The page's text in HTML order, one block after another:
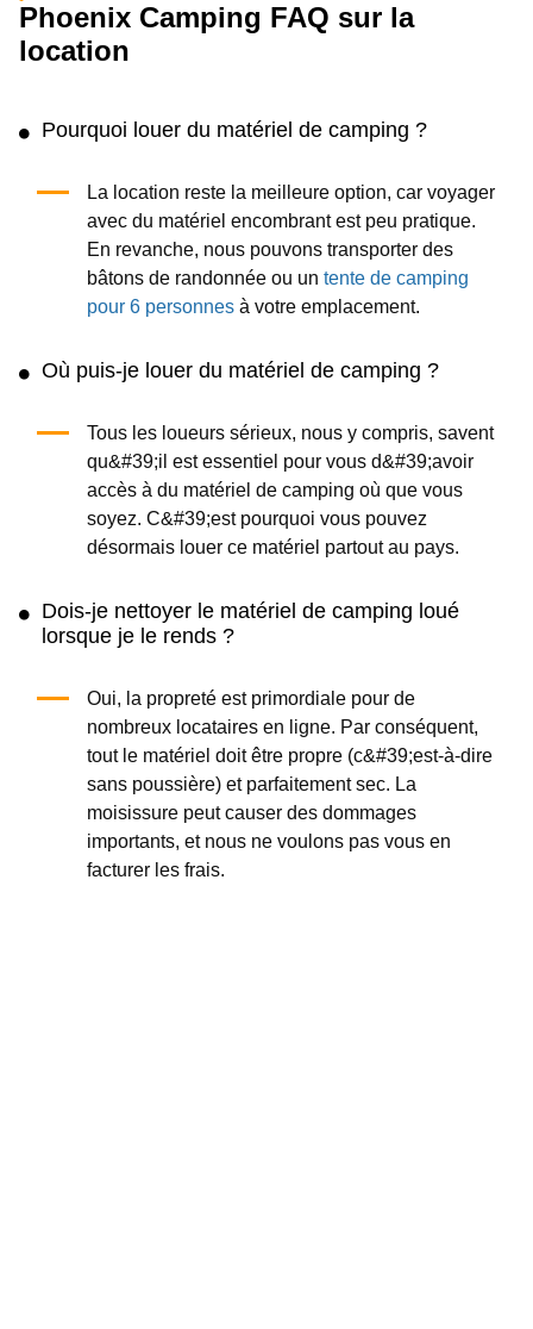
Phoenix Camping FAQ sur la
location
Pourquoi louer du matériel de camping ?
La location reste la meilleure option, car voyager
avec du matériel encombrant est peu pratique.
En revanche, nous pouvons transporter des
bâtons de randonnée ou un tente de camping
pour 6 personnesà votre emplacement.
Où puis-je louer du matériel de camping ?
Tous les loueurs sérieux, nous y compris, savent
qu&#39;il est essentiel pour vous d&#39;avoir
accès à du matériel de camping où que vous
soyez. C&#39;est pourquoi vous pouvez
désormais louer ce matériel partout au pays.
Dois-je nettoyer le matériel de camping loué
lorsque je le rends ?
Oui, la propreté est primordiale pour de
nombreux locataires en ligne. Par conséquent,
tout le matériel doit être propre (c&#39;est-à-dire
sans poussière) et parfaitement sec. La
moisissure peut causer des dommages
importants, et nous ne voulons pas vous en
facturer les frais.